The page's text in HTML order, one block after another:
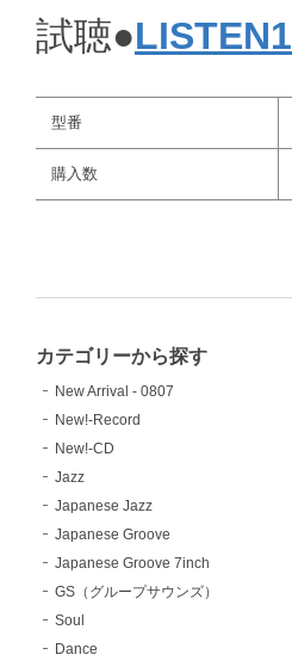
試聴●LISTEN1
型番
購入数
カテゴリーから探す
New Arrival - 0807
New!-Record
New!-CD
Jazz
Japanese Jazz
Japanese Groove
Japanese Groove 7inch
GS（グループサウンズ）
Soul
Dance